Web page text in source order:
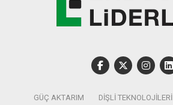
GÜÇ AKTARIM DIŞLI TEKNOLOJILERI